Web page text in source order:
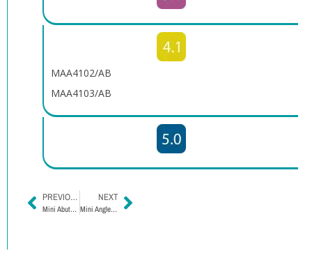
MAA4102/AB
MAA4103/AB
PREVIOUS
Mini Abutment Angled Internal Hexagon
NEXT
Mini Angled Abutment Tri Channel